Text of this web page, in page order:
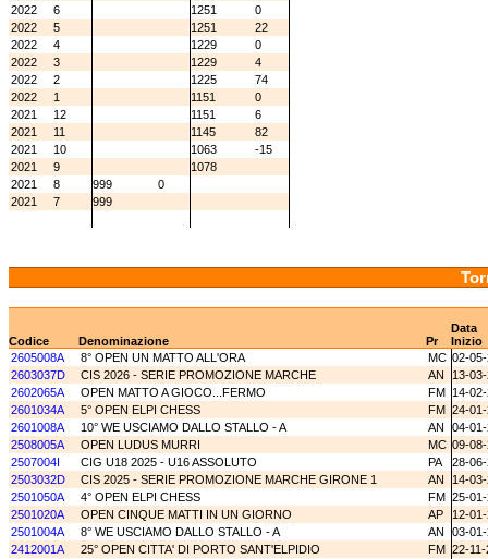
2022
6 1251
0
2022
5 1251
22
2022
4 1229
0
2022
3 1229
4
2022
2 1225
74
2022
1 1151
0
2021
12 1151
6
2021
11 1145
82
2021
10 1063
-15
2021
9
1078
2021
8 999
0
2021
7 999
Data
Codice
Denominazione Pr
Inizio
2605008A
8° OPEN UN MATTO ALL'ORA MC 02-
2603037D
CIS 2026 - SERIE PROMOZIONE MARCHE AN
13-
2602065A
OPEN MATTO A GIOCO...FERMO FM 14-
2601034A
5° OPEN ELPI CHESS FM 24-
2601008A
10° WE USCIAMO DALLO STALLO - A AN
04-
2508005A
OPEN LUDUS MURRI MC 09-
2507004I
CIG U18 2025 - U16 ASSOLUTO PA
28-
2503032D
CIS 2025 - SERIE PROMOZIONE MARCHE GIRONE 1 AN
14-
2501050A
4° OPEN ELPI CHESS FM 25-
2501020A
OPEN CINQUE MATTI IN UN GIORNO AP
12-
2501004A
8° WE USCIAMO DALLO STALLO - A AN
03-
2412001A
25° OPEN CITTA' DI PORTO SANT'ELPIDIO FM 22-